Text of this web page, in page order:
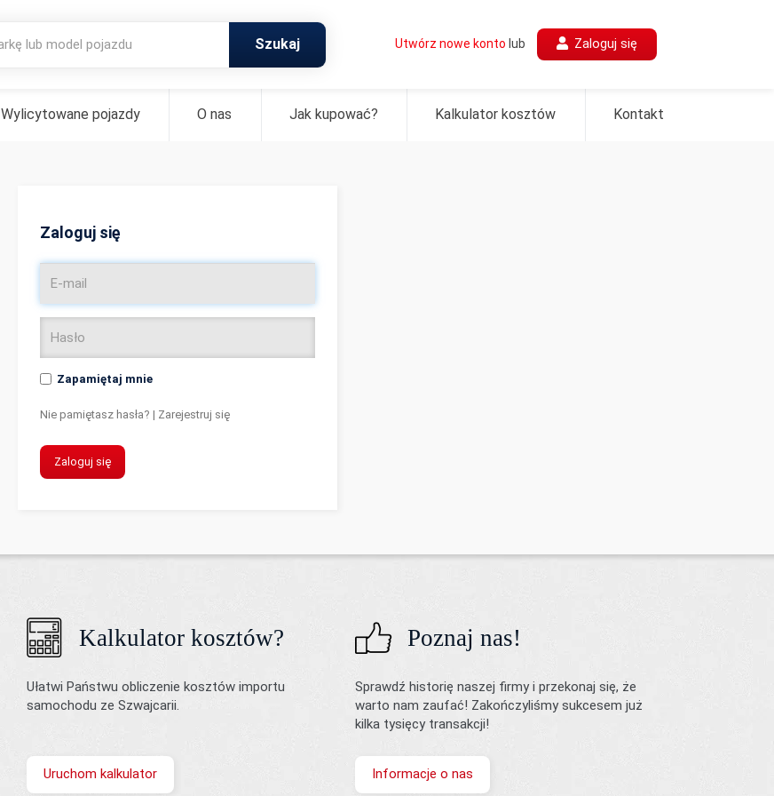
Szukaj Utwórz nowe konto lub Zaloguj się
Wylicytowane pojazdy O nas Jak kupować? Kalkulator kosztów Kontakt
Zaloguj się
Zapamiętaj mnie
Nie pamiętasz hasła? | Zarejestruj się
Zaloguj się
Kalkulator kosztów?
Ułatwi Państwu obliczenie kosztów importu
samochodu ze Szwajcarii.
Uruchom kalkulator
Poznaj nas!
Sprawdź historię naszej firmy i przekonaj się, że
warto nam zaufać! Zakończyliśmy sukcesem już
kilka tysięcy transakcji!
Informacje o nas